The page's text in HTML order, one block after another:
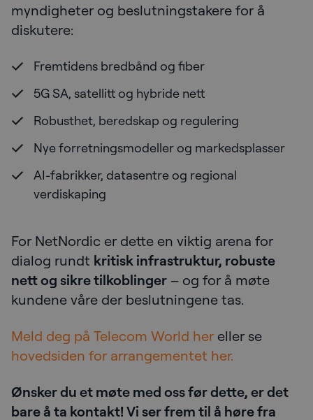
myndigheter og beslutningstakere for å
diskutere:
Fremtidens bredbånd og fiber
5G SA, satellitt og hybride nett
Robusthet, beredskap og regulering
Nye forretningsmodeller og markedsplasser
AI-fabrikker, datasentre og regional
verdiskaping
For NetNordic er dette en viktig arena for
dialog rundt kritisk infrastruktur, robuste
nett og sikre tilkoblinger – og for å møte
kundene våre der beslutningene tas.
Meld deg på Telecom World her eller se
hovedsiden for arrangementet her.
Ønsker du et møte med oss før dette, er det
bare å ta kontakt! Vi ser frem til å høre fra